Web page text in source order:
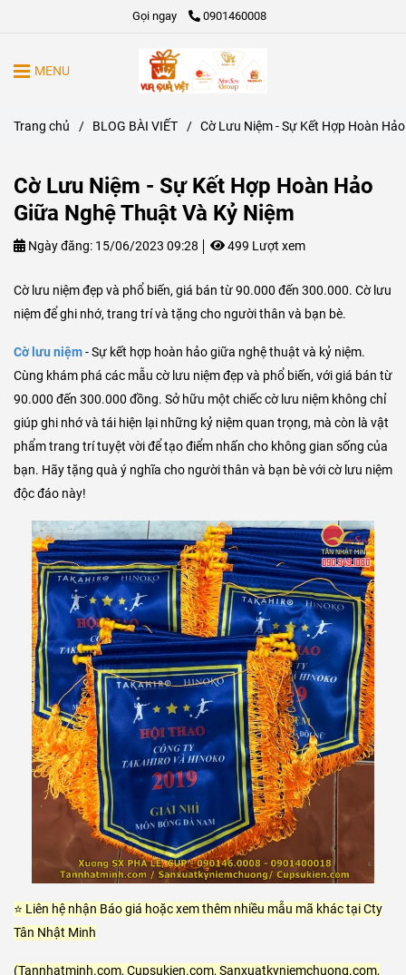
Gọi ngay 0901460008
MENU
Trang chủ / BLOG BÀI VIẾT / Cờ Lưu Niệm - Sự Kết Hợp Hoàn
Cờ Lưu Niệm - Sự Kết Hợp Hoàn Hảo
Giữa Nghệ Thuật Và Kỷ Niệm
Ngày đăng: 15/06/2023 09:28 499 Lượt xem
Cờ lưu niệm đẹp và phổ biến, giá bán từ 90.000 đến 300.000. Cờ lưu
niệm để ghi nhớ, trang trí và tặng cho người thân và bạn bè.
Cờ lưu niệm- Sự kết hợp hoàn hảo giữa nghệ thuật và kỷ niệm.
Cùng khám phá các mẫu cờ lưu niệm đẹp và phổ biến, với giá bán từ
90.000 đến 300.000 đồng. Sở hữu một chiếc cờ lưu niệm không chỉ
giúp ghi nhớ và tái hiện lại những kỷ niệm quan trọng, mà còn là vật
phẩm trang trí tuyệt vời để tạo điểm nhấn cho không gian sống của
bạn. Hãy tặng quà ý nghĩa cho người thân và bạn bè với cờ lưu niệm
độc đáo này!
⭐ Liên hệ nhận Báo giá hoặc xem thêm nhiều mẫu mã khác tại Cty
Tân Nhật Minh
(Tannhatminh.com, Cupsukien.com, Sanxuatkyniemchuong.com,